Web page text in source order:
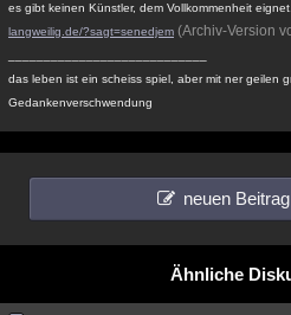
es gibt keinen Künstler, dem Vollkommenheit
langweilig.de/?sagt=senedjem (Archiv-Version
das leben ist ein scheiss spiel, aber mit ner geilen
Gedankenverschwendung
neuen
Ähnliche